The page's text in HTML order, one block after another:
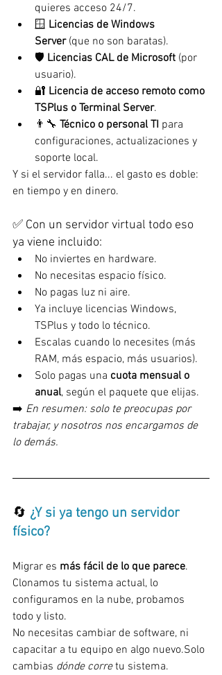
quieres acceso 24/7.
🪟 Licencias de Windows
Server (que no son baratas).
🛡️ Licencias CAL de Microsoft (por
usuario).
🔐 Licencia de acceso remoto como
TSPlus o Terminal Server.
👨‍🔧 Técnico o personal TI para
configuraciones, actualizaciones y
soporte local.
Y si el servidor falla... el gasto es doble:
en tiempo y en dinero.
✅ Con un servidor virtual todo eso
ya viene incluido:
No inviertes en hardware.
No necesitas espacio físico.
No pagas luz ni aire.
Ya incluye licencias Windows,
TSPlus y todo lo técnico.
Escalas cuando lo necesites (más
RAM, más espacio, más usuarios).
Solo pagas una cuota mensual o
anual, según el paquete que elijas.
➡️ En resumen: solo te preocupas por
trabajar, y nosotros nos encargamos de
lo demás.
🔄 ¿Y si ya tengo un servidor
físico?
Migrar es más fácil de lo que parece.
Clonamos tu sistema actual, lo
configuramos en la nube, probamos
todo y listo.
No necesitas cambiar de software, ni
capacitar a tu equipo en algo nuevo.Solo
cambias dónde corre tu sistema.